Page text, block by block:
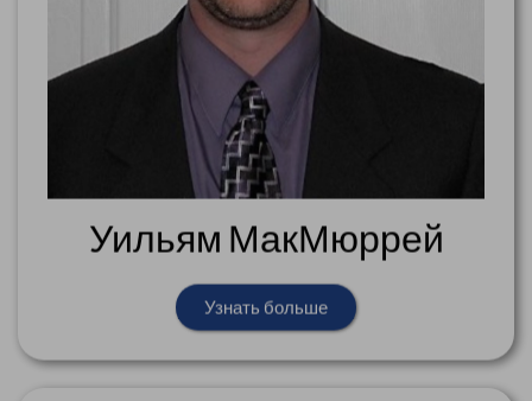
Уильям МакМюррей
Узнать больше